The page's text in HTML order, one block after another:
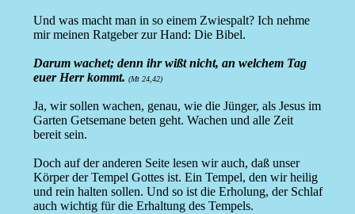
Und was macht man in so einem Zwiespalt? Ich nehme
mir meinen Ratgeber zur Hand: Die Bibel.
Darum wachet; denn ihr wißt nicht, an welchem Tag
euer Herr kommt. (Mt 24,42)
Ja, wir sollen wachen, genau, wie die Jünger, als Jesus im
Garten Getsemane beten geht. Wachen und alle Zeit
bereit sein.
Doch auf der anderen Seite lesen wir auch, daß unser
Körper der Tempel Gottes ist. Ein Tempel, den wir heilig
und rein halten sollen. Und so ist die Erholung, der Schlaf
auch wichtig für die Erhaltung des Tempels.